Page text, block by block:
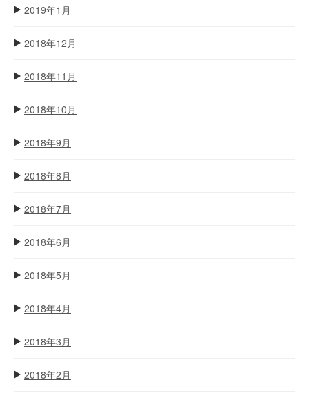
2019年1月
2018年12月
2018年11月
2018年10月
2018年9月
2018年8月
2018年7月
2018年6月
2018年5月
2018年4月
2018年3月
2018年2月